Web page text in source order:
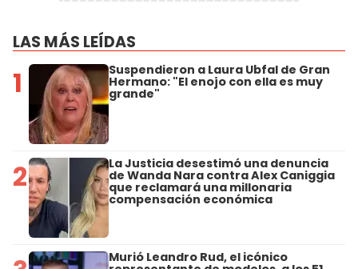
LAS MÁS LEÍDAS
1 Suspendieron a Laura Ubfal de Gran
Hermano: "El enojo con ella es muy
grande"
2 La Justicia desestimó una denuncia
de Wanda Nara contra Alex Caniggia
que reclamará una millonaria
compensación económica
Murió Leandro Rud, el icónico